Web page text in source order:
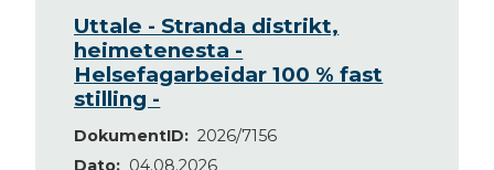
Uttale - Stranda distrikt,
heimetenesta -
Helsefagarbeidar 100 % fast
stilling -
DokumentID
2026/7156
Dato
04.08.2026